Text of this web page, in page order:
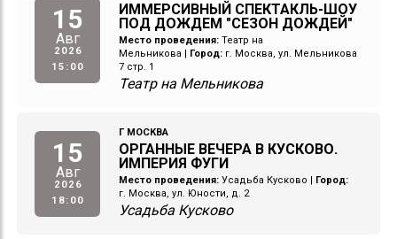
15
Авг
2026
15:00
ИММЕРСИВНЫЙ СПЕКТАКЛЬ-ШОУ
ПОД ДОЖДЕМ "СЕЗОН ДОЖДЕЙ"
Место проведения: Театр на
Мельникова
Город: г. Москва, ул. Мельникова
7 стр. 1
Театр на Мельникова
15
Авг
2026
18:00
Г МОСКВА
ОРГАННЫЕ ВЕЧЕРА В КУСКОВО.
ИМПЕРИЯ ФУГИ
Место проведения: Усадьба Кусково
Город:
г. Москва, ул. Юности, д. 2
Усадьба Кусково